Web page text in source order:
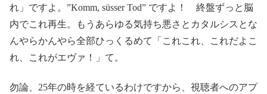
れ」ですよ。”Komm, süsser Tod” ですよ！ 終盤ずっと脳
内でこれ再生。もうあらゆる気持ち悪さとカタルシスとな
んやらかんやら全部ひっくるめて「これこれ、これだよこ
れ、これがエヴァ！」て。
勿論、25年の時を経ているわけですから、視聴者へのアプ